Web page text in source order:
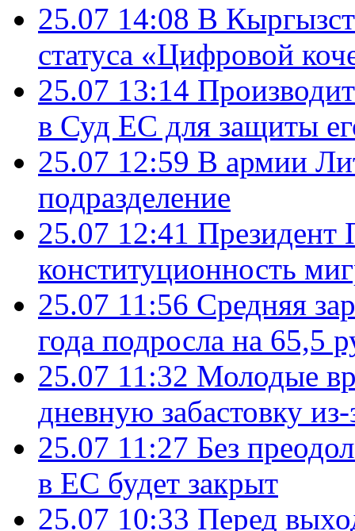
25.07 14:08 В
статуса «Цифровой
25.07 13:14
в Суд ЕС для защиты
25.07 12:59 В армии
подразделение
25.07 12:41 Президент
конституционность
25.07 11:56 Средняя
года подросла на 65,5
25.07 11:32 Молодые
дневную забастовку
25.07 11:27 Без
в ЕС будет закрыт
25.07 10:33 Перед